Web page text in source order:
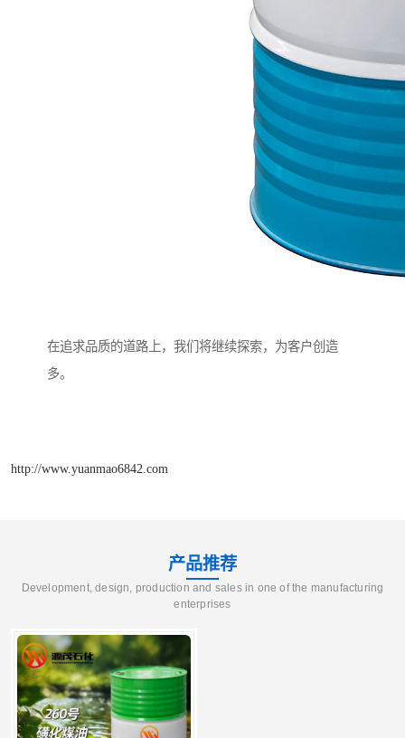
在追求品质的道路上，我们将继续探索，为客户创造
多。
http://www.yuanmao6842.com
产品推荐
Development, design, production and sales in one of the manufacturing
enterprises